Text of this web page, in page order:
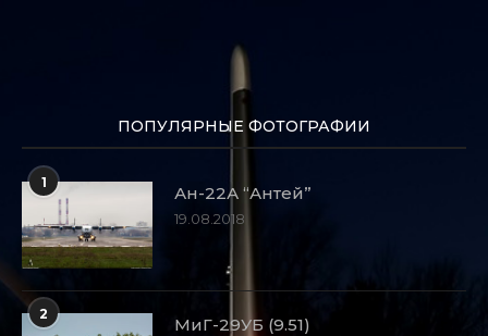
ПОПУЛЯРНЫЕ ФОТОГРАФИИ
1
Ан-22А “Антей”
19.08.2018
2
МиГ-29УБ (9.51)